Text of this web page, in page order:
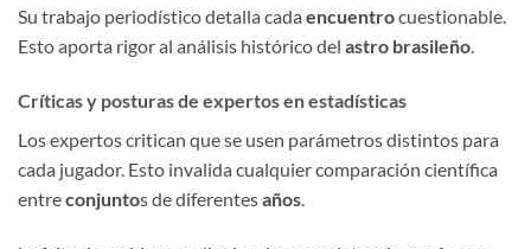
Su trabajo periodístico detalla cada encuentrocuestionable.
Esto aporta rigor al análisis histórico del astro brasileño.
Críticas y posturas de expertos en estadísticas
Los expertos critican que se usen parámetros distintos para
cada jugador. Esto invalida cualquier comparación científica
entreconjuntos de diferentesaños.